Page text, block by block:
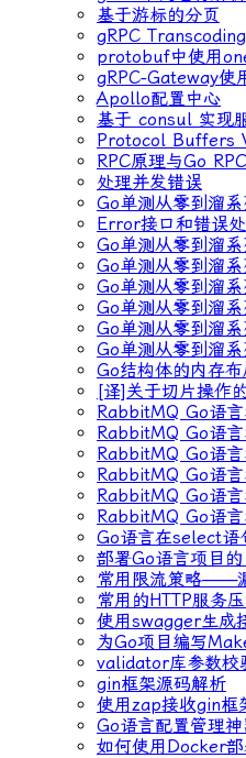
基于游标的分页
gRPC Transcoding
protobuf中使用
gRPC-Gateway使
Apollo配置中心
基于 consul 实现
Protocol Buffers
RPC原理与Go RPC
处理并发错误
Go单测从零到溜
Error接口和错误
Go单测从零到溜
Go单测从零到溜
Go单测从零到溜
Go单测从零到溜
Go单测从零到溜
Go单测从零到溜
Go结构体的内存布
[译]关于切片操作
RabbitMQ Go语
RabbitMQ Go语
RabbitMQ Go语
RabbitMQ Go语
RabbitMQ Go语
RabbitMQ Go语
Go语言在select语
部署Go语言项目
常用限流策略——
常用的HTTP服务
使用swagger生成
为Go项目编写
validator库参数校
gin框架源码解析
使用zap接收gin框
Go语言配置管理
如何使用Docker